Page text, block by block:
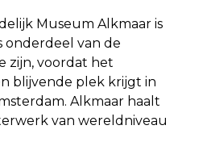
Museum Alkmaar is
van de
zijn, voordat het
blijvende plek krijgt in
Alkmaar haalt
van wereldniveau